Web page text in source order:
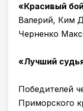
«Красивый
Валерий, Ким
Черненко
«Лучший
Победителей
Приморского